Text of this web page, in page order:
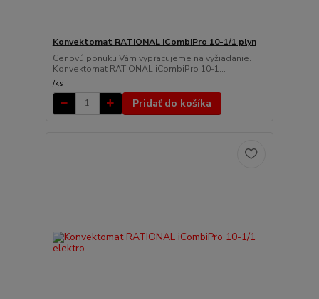
Konvektomat RATIONAL iCombiPro 10-1/1 plyn
Cenovú ponuku Vám vypracujeme na vyžiadanie.
Konvektomat RATIONAL iCombiPro 10-1...
/ks
Pridať do košíka